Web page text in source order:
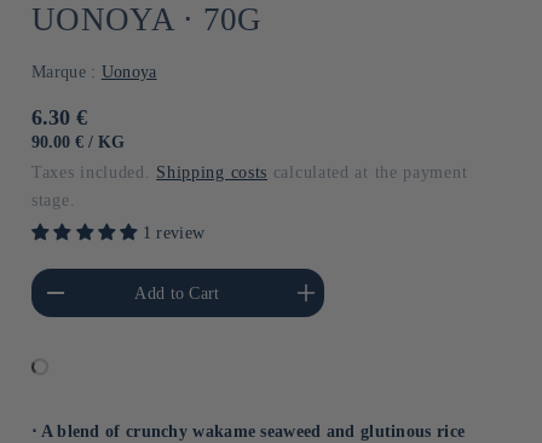
UONOYA ⋅ 70G
Marque : Uonoya
Usual
price
6.30 €
UNIT
90.00 € / BY
KG
Taxes included. Shipping costs calculated at the payment
stage.
1 review
amount of Default
Title
Add to Cart
Increase the amount of Default
Title
⋅ A blend of crunchy wakame seaweed and glutinous rice